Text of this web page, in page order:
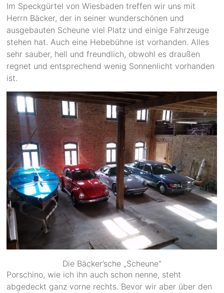
Im Speckgürtel von Wiesbaden treffen wir uns mit
Herrn Bäcker, der in seiner wunderschönen und
ausgebauten Scheune viel Platz und einige Fahrzeuge
stehen hat. Auch eine Hebebühne ist vorhanden. Alles
sehr sauber, hell und freundlich, obwohl es draußen
regnet und entsprechend wenig Sonnenlicht vorhanden
ist.
Die Bäcker’sche „Scheune“
Porschino, wie ich ihn auch schon nenne, steht
abgedeckt ganz vorne rechts. Bevor wir aber über den